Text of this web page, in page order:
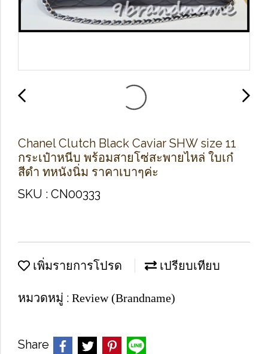
Chanel Clutch Black Caviar SHW size 11
กระเป๋าหนีบ พร้อมสายโซ่สะพายไหล่ ใบเก๋
สีดำ ทหนังนิ่ม ราคาเบาๆค่ะ
SKU : CN00333
เพิ่มรายการโปรด เปรียบเทียบ
หมวดหมู่ : Review (Brandname)
Share